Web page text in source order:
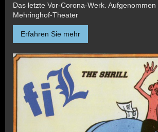
Das letzte Vor-Corona-Werk.
Mehringhof-Theater
Erfahren Sie mehr